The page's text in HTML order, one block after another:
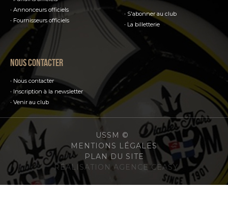
Annonceurs officiels
Fournisseurs officiels
S'abonner au club
La billetterie
Nous contacter
Nous contacter
Inscription à la newsletter
Venir au club
USSM ©
MENTIONS LÉGALES
PLAN DU SITE
RÉALISATION AGENCE CEASY